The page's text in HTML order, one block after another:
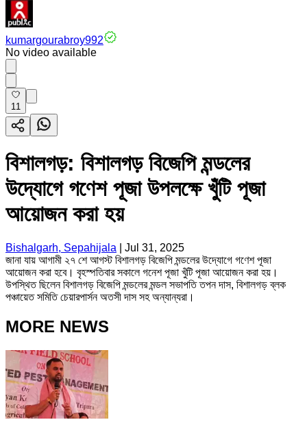
kumargourabroy992
No video available
11
বিশালগড়: বিশালগড় বিজেপি মন্ডলের
উদ্যোগে গণেশ পূজা উপলক্ষে খুঁটি পূজা
আয়োজন করা হয়
Bishalgarh, Sepahijala
Jul 31, 2025
জানা যায় আগামী ২৭ শে আগস্ট বিশালগড় বিজেপি মন্ডলের উদ্যোগে গণেশ পূজা
আয়োজন করা হবে। বৃহস্পতিবার সকালে গনেশ পূজা খুঁটি পূজা আয়োজন করা হয়।
উপস্থিত ছিলেন বিশালগড় বিজেপি মন্ডলের মন্ডল সভাপতি তপন দাস, বিশালগড় ব্লক
পঞ্চায়েত সমিতি চেয়ারপার্সন অতসী দাস সহ অন্যান্যরা।
MORE NEWS